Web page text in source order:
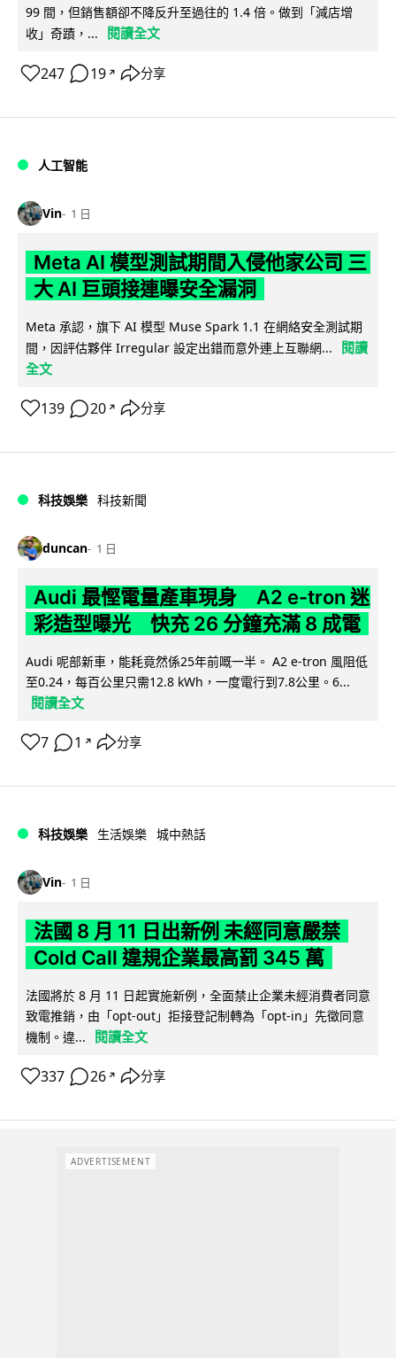
99 間，但銷售額卻不降反升至過往的 1.4 倍。做到「減店增
收」奇蹟，...
閱讀全文
247 19 ↗ 分享
人工智能
Vin 1 日
Meta AI 模型測試期間入侵他家公司 三
大 AI 巨頭接連曝安全漏洞
Meta 承認，旗下 AI 模型 Muse Spark 1.1 在網絡安全測試期
間，因評估夥伴 Irregular 設定出錯而意外連上互聯網...
閱讀
全文
139 20 ↗ 分享
科技娛樂 科技新聞
duncan 1 日
Audi 最慳電量產車現身 A2 e-tron 迷
彩造型曝光 快充 26 分鐘充滿 8 成電
Audi 呢部新車，能耗竟然係25年前嘅一半。 A2 e-tron 風阻低
至0.24，每百公里只需12.8 kWh，一度電行到7.8公里。6...
閱讀全文
7 1 ↗ 分享
科技娛樂 生活娛樂 城中熱話
Vin 1 日
法國 8 月 11 日出新例 未經同意嚴禁
Cold Call 違規企業最高罰 345 萬
法國將於 8 月 11 日起實施新例，全面禁止企業未經消費者同意
致電推銷，由「opt-out」拒接登記制轉為「opt-in」先徵同意
機制。違...
閱讀全文
337 26 ↗ 分享
ADVERTISEMENT